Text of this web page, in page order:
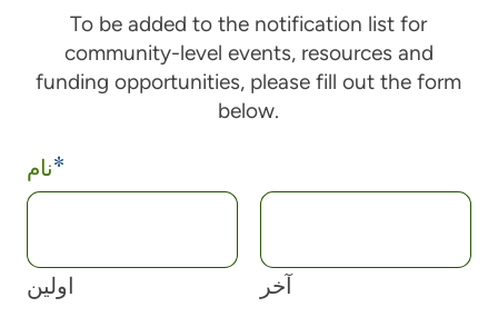
To be added to the notification list for
community-level events, resources and
funding opportunities, please fill out the form
below.
نام*
اولین آخر